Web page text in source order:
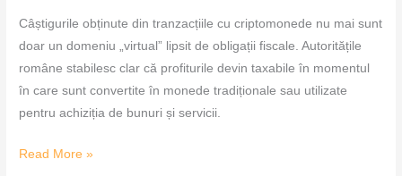
Câștigurile obținute din tranzacțiile cu criptomonede nu mai sunt
doar un domeniu „virtual” lipsit de obligații fiscale. Autoritățile
române stabilesc clar că profiturile devin taxabile în momentul
în care sunt convertite în monede tradiționale sau utilizate
pentru achiziția de bunuri și servicii.
Read More »